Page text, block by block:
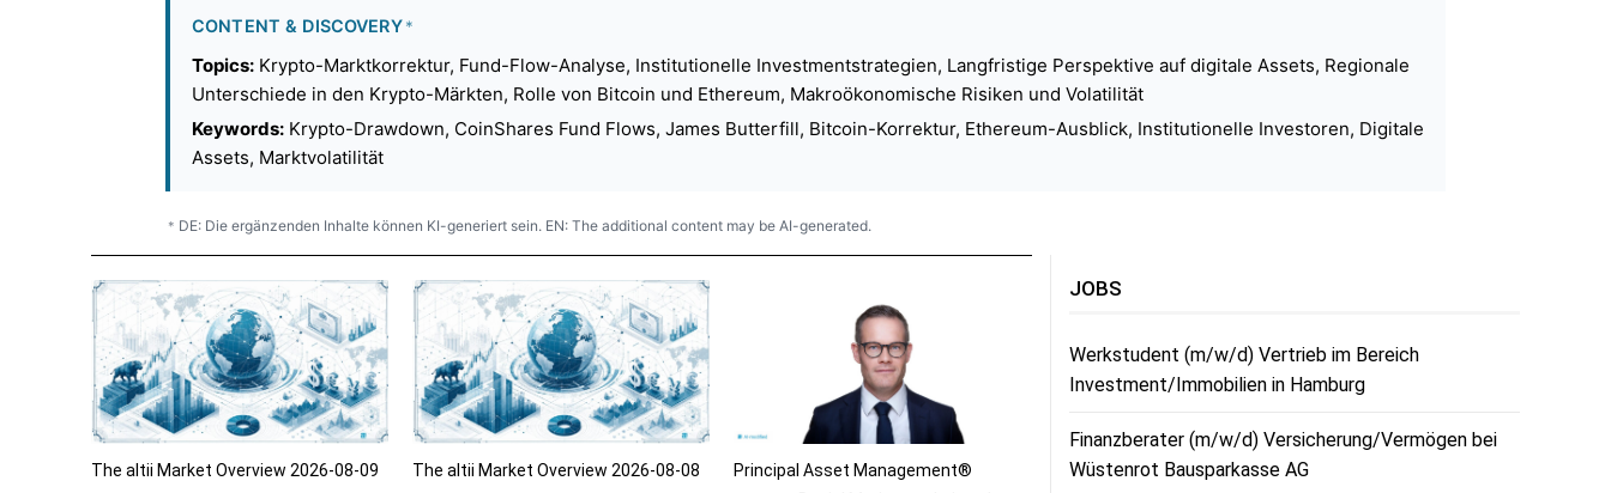
CONTENT & DISCOVERY *
Topics: Krypto-Marktkorrektur, Fund-Flow-Analyse, Institutionelle Investmentstrategien, Langfristige Perspektive auf digitale Assets, Regionale
Unterschiede in den Krypto-Märkten, Rolle von Bitcoin und Ethereum, Makroökonomische Risiken und Volatilität
Keywords: Krypto-Drawdown, CoinShares Fund Flows, James Butterfill, Bitcoin-Korrektur, Ethereum-Ausblick, Institutionelle Investoren, Digitale
Assets, Marktvolatilität
* DE: Die ergänzenden Inhalte können KI-generiert sein. EN: The additional content may be AI-generated.
The altii Market Overview 2026-08-09 The altii Market Overview 2026-08-08
Principal Asset Management®
JOBS
Werkstudent (m/w/d) Vertrieb im Bereich
Investment/Immobilien in Hamburg
Finanzberater (m/w/d) Versicherung/Vermögen bei
Wüstenrot Bausparkasse AG